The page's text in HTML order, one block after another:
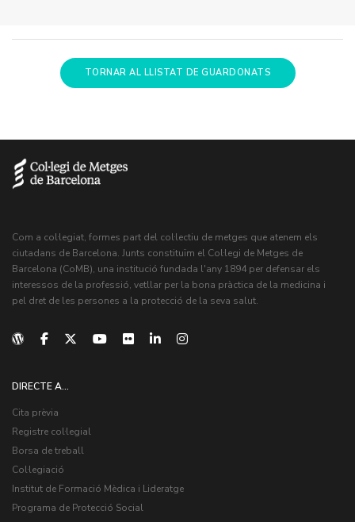
TORNAR AL LLISTAT DE GUARDONATS
Com a col·legiat, formes part del col·lectiu de metges que atenem els
ciutadans de Barcelona. Junts constituïm el Col·legi de Metges de
Barcelona (CoMB), una institució fundada l'any 1894 per defensar els
interessos de la professió, vetllar per la bona pràctica de la medicina i
pel dret de les persones a la protecció de la seva salut.
DIRECTE A...
Cita prèvia
Registre col·legial
Borsa de treball
Col·legiació
Institut de Formació Mèdica i Lideratge
Programa de Protecció Social